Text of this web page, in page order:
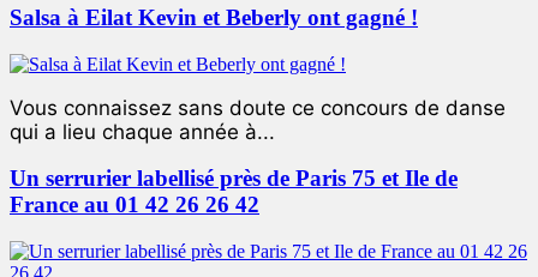
Salsa à Eilat Kevin et Beberly ont gagné !
Vous connaissez sans doute ce concours de danse
qui a lieu chaque année à...
Un serrurier labellisé près de Paris 75 et Ile de
France au 01 42 26 26 42